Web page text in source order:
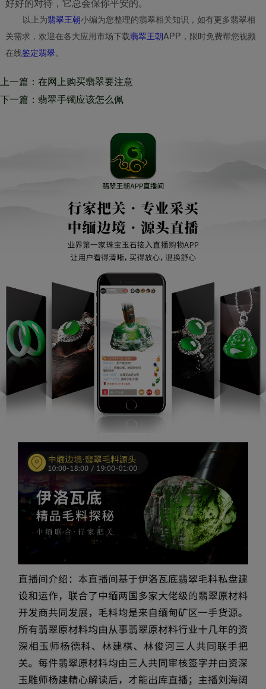
好好的对待，它总会保你平安的。
以上为翡翠王朝小编为您整理的翡翠相关知识，如有更多翡翠相
关需求，欢迎在各大应用市场下载翡翠王朝APP，限时免费帮您视频
在线鉴定翡翠。
上一篇：在网上购买翡翠要注意
什么？网上购买翡翠的小技巧
下一篇：翡翠手镯应该怎么佩